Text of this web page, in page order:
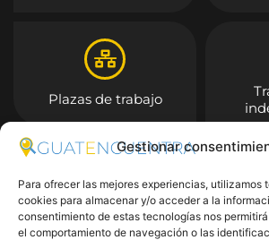
Gestionar
Para ofrecer las mejores experiencias, utilizamos
cookies para almacenar y/o acceder a la
consentimiento de estas tecnologías nos
el comportamiento de navegación o las
Plazas de trabajo
Entrar